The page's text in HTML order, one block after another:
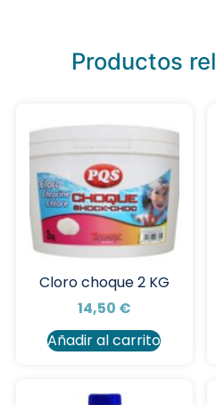
Productos
Cloro choque 2 KG
14,50 €
Añadir al carrito